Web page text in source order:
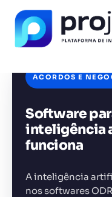
ACORDOS E
Software
inteligência
funciona
A inteligência
nos softwares
FERRAMENTA
CONTEÚDO
Gestão de